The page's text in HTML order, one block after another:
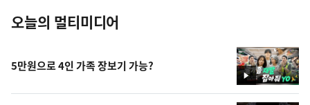
오늘의 멀티미디어
영
상
5만원으로 4인 가족 장보기 가능?